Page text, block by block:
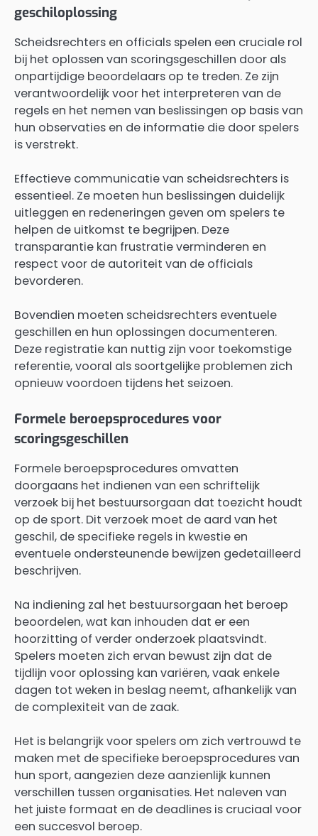
geschiloplossing
Scheidsrechters en officials spelen een cruciale rol
bij het oplossen van scoringsgeschillen door als
onpartijdige beoordelaars op te treden. Ze zijn
verantwoordelijk voor het interpreteren van de
regels en het nemen van beslissingen op basis van
hun observaties en de informatie die door spelers
is verstrekt.
Effectieve communicatie van scheidsrechters is
essentieel. Ze moeten hun beslissingen duidelijk
uitleggen en redeneringen geven om spelers te
helpen de uitkomst te begrijpen. Deze
transparantie kan frustratie verminderen en
respect voor de autoriteit van de officials
bevorderen.
Bovendien moeten scheidsrechters eventuele
geschillen en hun oplossingen documenteren.
Deze registratie kan nuttig zijn voor toekomstige
referentie, vooral als soortgelijke problemen zich
opnieuw voordoen tijdens het seizoen.
Formele beroepsprocedures voor
scoringsgeschillen
Formele beroepsprocedures omvatten
doorgaans het indienen van een schriftelijk
verzoek bij het bestuursorgaan dat toezicht houdt
op de sport. Dit verzoek moet de aard van het
geschil, de specifieke regels in kwestie en
eventuele ondersteunende bewijzen gedetailleerd
beschrijven.
Na indiening zal het bestuursorgaan het beroep
beoordelen, wat kan inhouden dat er een
hoorzitting of verder onderzoek plaatsvindt.
Spelers moeten zich ervan bewust zijn dat de
tijdlijn voor oplossing kan variëren, vaak enkele
dagen tot weken in beslag neemt, afhankelijk van
de complexiteit van de zaak.
Het is belangrijk voor spelers om zich vertrouwd te
maken met de specifieke beroepsprocedures van
hun sport, aangezien deze aanzienlijk kunnen
verschillen tussen organisaties. Het naleven van
het juiste formaat en de deadlines is cruciaal voor
een succesvol beroep.